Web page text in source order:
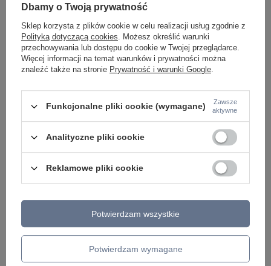
328,00 zł -15%
Dbamy o Twoją prywatność
Sklep korzysta z plików cookie w celu realizacji usług zgodnie z
Polityką dotyczącą cookies. Możesz określić warunki
przechowywania lub dostępu do cookie w Twojej przeglądarce.
Więcej informacji na temat warunków i prywatności można
znaleźć także na stronie Prywatność i warunki Google.
Funkcjonalne pliki cookie (wymagane)
Zawsze
aktywne
Analityczne pliki cookie
Reklamowe pliki cookie
Potwierdzam wymagane
Potwierdzam wszystkie